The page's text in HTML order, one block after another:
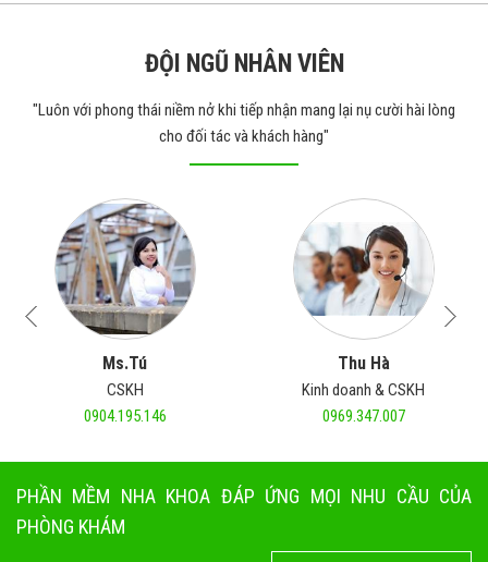
ĐỘI NGŨ NHÂN VIÊN
"Luôn với phong thái niềm nở khi tiếp nhận mang lại nụ cười hài lòng
cho đối tác và khách hàng"
Ms.Tú
CSKH
0904.195.146
Thu Hà
Kinh doanh & CSKH
0969.347.007
PHẦN MỀM NHA KHOA ĐÁP ỨNG MỌI NHU CẦU CỦA
PHÒNG KHÁM